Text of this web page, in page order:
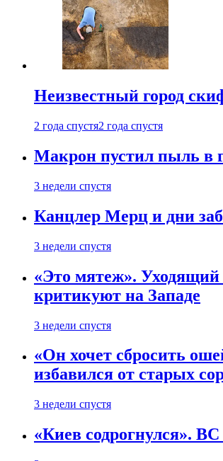
Неизвестный город
2 года спустя2 года спустя
Макрон пустил пыль в
3 недели спустя
Канцлер Мерц и дни
3 недели спустя
«Это мятеж». Уходящий
критикуют на Западе
3 недели спустя
«Он хочет сбросить
избавился от старых
3 недели спустя
«Киев содрогнулся».